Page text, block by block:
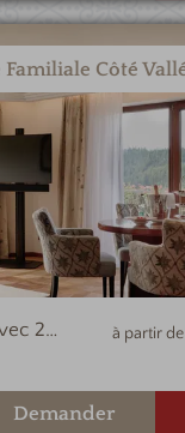
2
un
à partir de
Demander